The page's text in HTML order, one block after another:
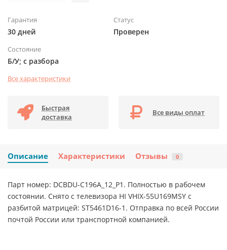
Гарантия
30 дней
Статус
Проверен
Состояние
Б/У; с разбора
Все характеристики
Быстрая
доставка
Все виды оплат
Описание Характеристики Отзывы 0
Парт номер: DCBDU-C196A_12_P1. Полностью в рабочем
состоянии. Снято с телевизора HI VHIX-55U169MSY с
разбитой матрицей: ST5461D16-1. Отправка по всей России
почтой России или транспортной компанией.